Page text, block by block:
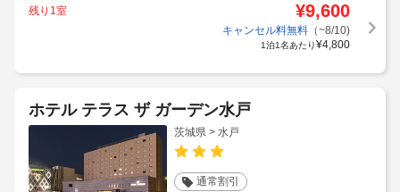
残り1室
¥9,600
キャンセル料無料（~8/10)
1泊1名あたり¥4,800
ホテル テラス ザ ガーデン水戸
茨城県 > 水戸
通常割引